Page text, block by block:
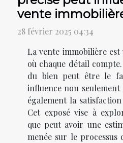
vente
28 février 2025 04:34
La vente immobilière
où chaque détail
du bien peut être le
influence non seulement
également la
Cet exposé vise à
que peut avoir une
menée sur le